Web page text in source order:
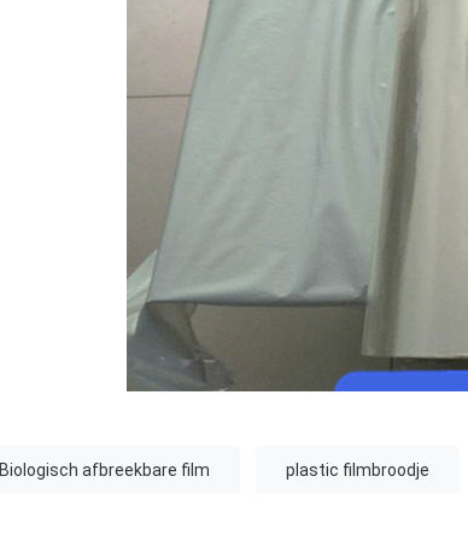
Biologisch afbreekbare film plastic filmbroodje